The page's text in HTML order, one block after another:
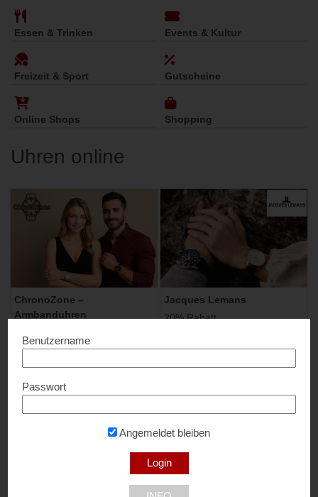
Essen & Trinken Events & Kultur
Freizeit & Sport Gutscheine
Online Shops Shopping
Uhren online
ChronoZone –
Armbanduhren
2000 Stockerau
Jacques Lemans
20% Rabatt...
Benutzername
Passwort
Angemeldet bleiben